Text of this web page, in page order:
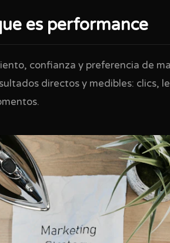
es performance
confianza y preferencia de
directos y medibles: clics,